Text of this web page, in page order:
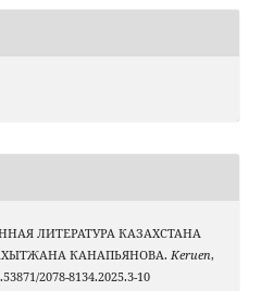
ЛИТЕРАТУРА КАЗАХСТАНА
КАНАПЬЯНОВА. Keruen,
2078-8134.2025.3-10